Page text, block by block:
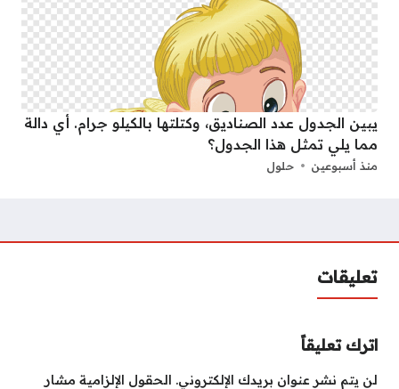
يبين الجدول عدد الصناديق، وكتلتها بالكيلو جرام. أي دالة
مما يلي تمثل هذا الجدول؟
منذ أسبوعين حلول
تعليقات
اترك تعليقاً
لن يتم نشر عنوان بريدك الإلكتروني. الحقول الإلزامية مشار